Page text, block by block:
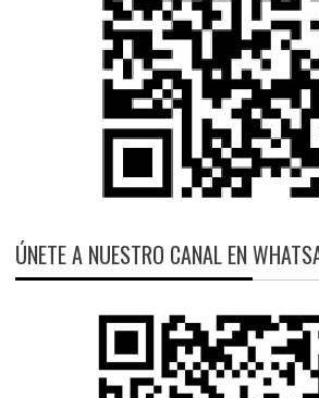
ÚNETE A NUESTRO CANAL EN